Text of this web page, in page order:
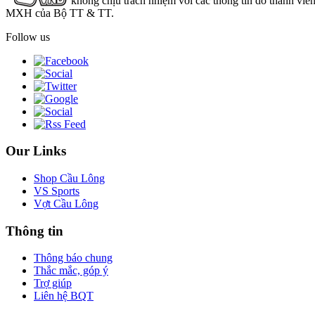
MXH của Bộ TT & TT.
Follow us
Our Links
Shop Cầu Lông
VS Sports
Vợt Cầu Lông
Thông tin
Thông báo chung
Thắc mắc, góp ý
Trợ giúp
Liên hệ BQT